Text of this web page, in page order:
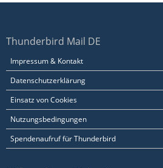
Thunderbird Mail DE
Impressum & Kontakt
Datenschutzerklärung
Einsatz von Cookies
Nutzungsbedingungen
Spendenaufruf für Thunderbird